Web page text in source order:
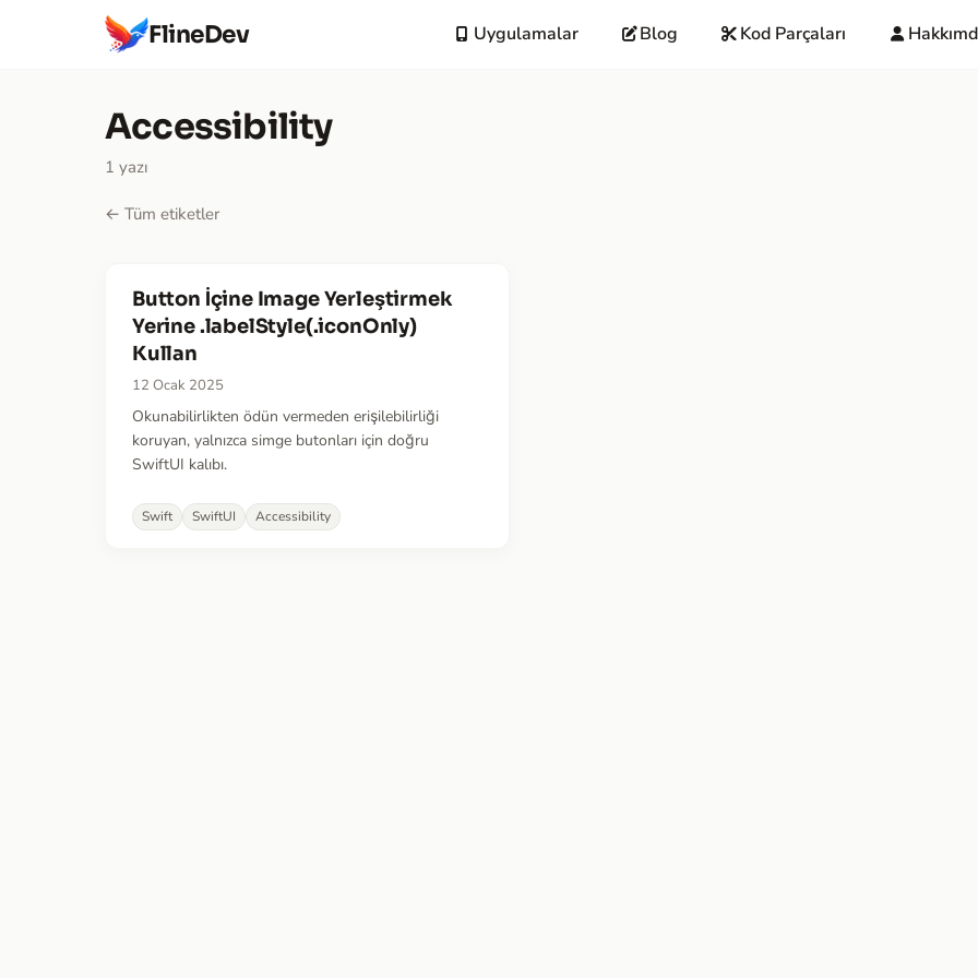
FlineDev Uygulamalar Blog Kod Parçaları
Accessibility
1 yazı
← Tüm etiketler
Button İçine Image Yerleştirmek
Yerine .labelStyle(.iconOnly)
Kullan
12 Ocak 2025
Okunabilirlikten ödün vermeden erişilebilirliği
koruyan, yalnızca simge butonları için doğru
SwiftUI kalıbı.
Swift SwiftUI Accessibility